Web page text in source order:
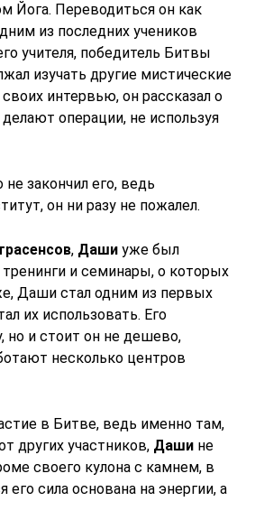
Йога. Переводиться он как
из последних учеников
учителя, победитель Битвы
изучать другие мистические
интервью, он рассказал о
операции, не используя
закончил его, ведь
он ни разу не пожалел.
, Даши уже был
и семинары, о которых
Даши стал одним из первых
их использовать. Его
но и стоит он не дешево,
несколько центров
в Битве, ведь именно там,
других участников, Даши не
своего кулона с камнем, в
сила основана на энергии, а